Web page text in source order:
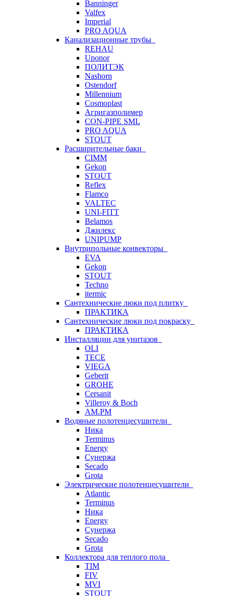
Banninger
Valfex
Imperial
PRO AQUA
Канализационные трубы
REHAU
Uponor
ПОЛИТЭК
Nashorn
Ostendorf
Millennium
Cosmoplast
Агригазполимер
CON-PIPE SML
PRO AQUA
STOUT
Расширительные баки
CIMM
Gekon
STOUT
Reflex
Flamco
VALTEC
UNI-FITT
Belamos
Джилекс
UNIPUMP
Внутрипольные конвекторы
EVA
Gekon
STOUT
Techno
itermic
Сантехнические люки под плитку
ПРАКТИКА
Сантехнические люки под покраску
ПРАКТИКА
Инсталляции для унитазов
OLI
TECE
VIEGA
Geberit
GROHE
Cersanit
Villeroy & Boch
AM.PM
Водяные полотенцесушители
Ника
Terminus
Energy
Сунержа
Secado
Grota
Электрические полотенцесушители
Atlantic
Terminus
Ника
Energy
Сунержа
Secado
Grota
Коллектора для теплого пола
TIM
FIV
MVI
STOUT